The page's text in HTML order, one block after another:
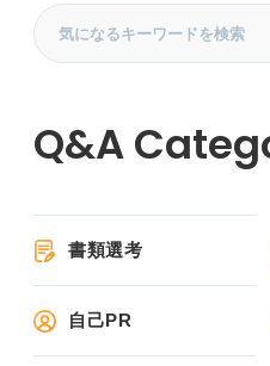
書類選考
自己PR